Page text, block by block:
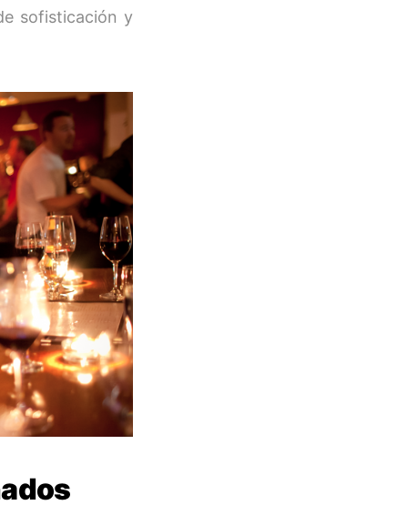
sofisticación y